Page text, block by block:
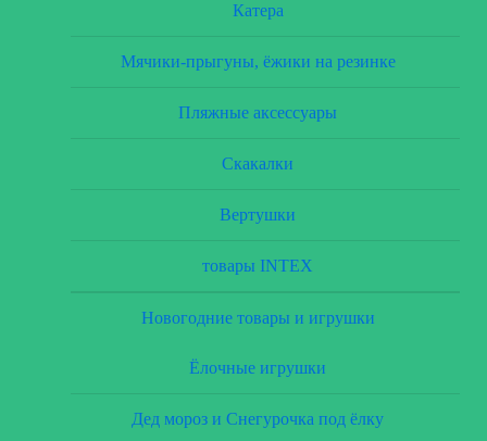
Катера
Мячики-прыгуны, ёжики на резинке
Пляжные аксессуары
Скакалки
Вертушки
товары INTEX
Новогодние товары и игрушки
Ёлочные игрушки
Дед мороз и Снегурочка под ёлку